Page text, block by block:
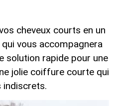
cheveux courts en un
vous accompagnera
solution rapide pour une
jolie coiffure courte qui
indiscrets.